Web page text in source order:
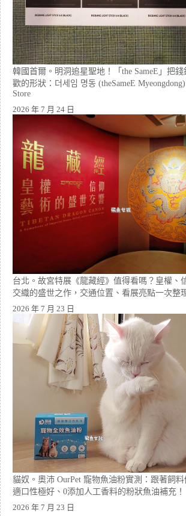
韓國首爾。明洞追星聖地！「the SameE」把
歡的形狀：더세임 명동 (theSameE
Store
2026 年 7 月 24 日
台北。故宮特展《龍藏經》值得看嗎？皇權、
交織的盛世之作，交通位置、看展亮點一次整
2026 年 7 月 23 日
貓奴。奧沛 OurPet 寵物魚油粉實測：跟著飼料
適口性極好、0添加人工香料的粉狀魚油補充！
2026 年 7 月 23 日